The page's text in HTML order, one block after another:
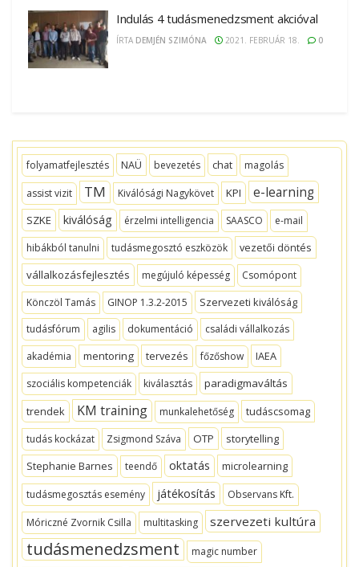
Indulás 4 tudásmenedzsment akcióval
ÍRTA DEMJÉN SZIMÓNA 2021. FEBRUÁR 18. 0
folyamatfejlesztés NAÜ bevezetés chat magolás
assist vizit TM Kiválósági Nagykövet KPI e-learning
SZKE kiválóság érzelmi intelligencia SAASCO
e-mail
hibákból tanulni
tudásmegosztó eszközök
vezetői döntés
vállalkozásfejlesztés
megújuló képesség
Csomópont
Könczöl Tamás
GINOP 1.3.2-2015 Szervezeti kiválóság
tudásfórum agilis dokumentáció
családi vállalkozás
akadémia
mentoring tervezés főzőshow IAEA
szociális kompetenciák kiválasztás
paradigmaváltás
trendek
KM training munkalehetőség tudáscsomag
tudás kockázat Zsigmond Száva OTP
storytelling
Stephanie Barnes
teendő oktatás microlearning
tudásmegosztás esemény játékosítás Observans Kft.
Móriczné Zvornik Csilla multitasking szervezeti kultúra
tudásmenedzsment
magic number